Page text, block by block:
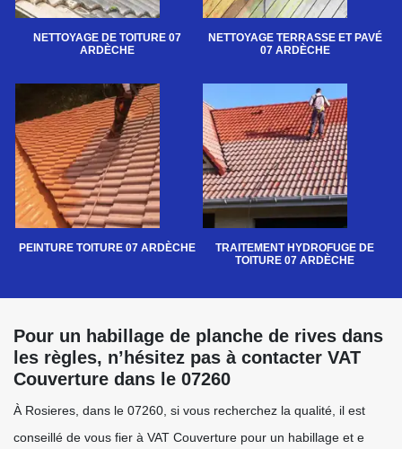
NETTOYAGE DE TOITURE 07
ARDÈCHE
NETTOYAGE TERRASSE ET PAVÉ
07 ARDÈCHE
PEINTURE TOITURE 07 ARDÈCHE
TRAITEMENT HYDROFUGE DE
TOITURE 07 ARDÈCHE
Pour un habillage de planche de rives dans
les règles, n’hésitez pas à contacter VAT
Couverture dans le 07260
À Rosieres, dans le 07260, si vous recherchez la qualité, il est
conseillé de vous fier à VAT Couverture pour un habillage et e